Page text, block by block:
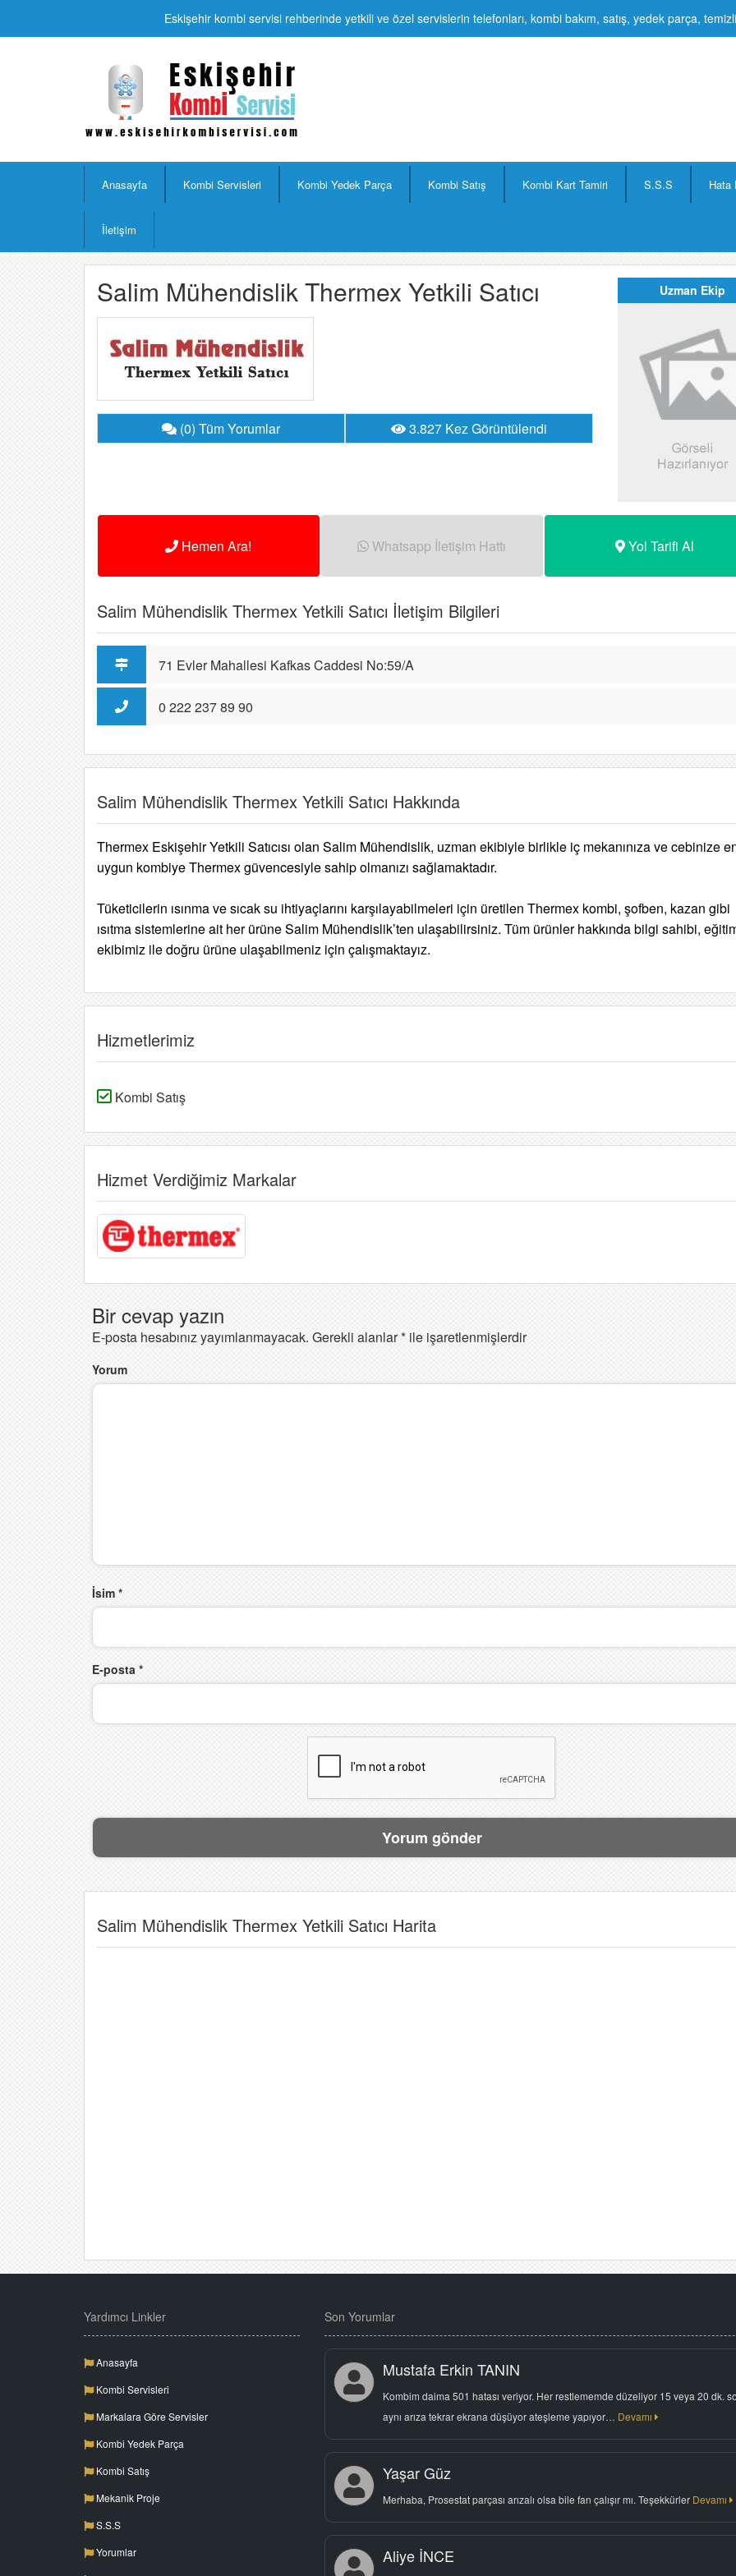
Eskişehir kombi servisi rehberinde yetkili ve özel servislerin telefonları, kombi bakım, satış, yedek parça,
Anasayfa Kombi Servisleri Kombi Yedek Parça Kombi Satış Kombi Kart Tamiri S.S.S Hata
İletişim
Salim Mühendislik Thermex Yetkili Satıcı
(0) Tüm Yorumlar 3.827 Kez Görüntülendi
Uzman Ekip
Hemen Ara! Whatsapp İletişim Hattı Yol Tarifi Al
Salim Mühendislik Thermex Yetkili Satıcı İletişim Bilgileri
71 Evler Mahallesi Kafkas Caddesi No:59/A
0 222 237 89 90
Salim Mühendislik Thermex Yetkili Satıcı Hakkında
Thermex Eskişehir Yetkili Satıcısı olan Salim Mühendislik, uzman ekibiyle birlikle iç mekanınıza ve cebinize
uygun kombiye Thermex güvencesiyle sahip olmanızı sağlamaktadır.
Tüketicilerin ısınma ve sıcak su ihtiyaçlarını karşılayabilmeleri için üretilen Thermex kombi, şofben, kazan gibi
ısıtma sistemlerine ait her ürüne Salim Mühendislik’ten ulaşabilirsiniz. Tüm ürünler hakkında bilgi sahibi,
ekibimiz ile doğru ürüne ulaşabilmeniz için çalışmaktayız.
Hizmetlerimiz
Kombi Satış
Hizmet Verdiğimiz Markalar
Bir cevap yazın
E-posta hesabınız yayımlanmayacak. Gerekli alanlar* ile işaretlenmişlerdir
Yorum
İsim *
E-posta *
Salim Mühendislik Thermex Yetkili Satıcı Harita
Yardımcı Linkler
Anasayfa
Kombi Servisleri
Markalara Göre Servisler
Kombi Yedek Parça
Kombi Satış
Mekanik Proje
S.S.S
Yorumlar
Son Yorumlar
Mustafa Erkin TANIN
Kombim daima 501 hatası veriyor. Her restlememde düzeliyor 15 veya 20 dk.
aynı arıza tekrar ekrana düşüyor ateşleme yapıyor… Devamı
Yaşar Güz
Merhaba, Prosestat parçası arızalı olsa bile fan çalışır mı. Teşekkürler Devamı
Aliye İNCE